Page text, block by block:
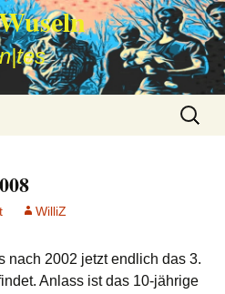
Suche
nach:
WilliZ
nach 2002 jetzt endlich das 3.
Anlass ist das 10-jährige